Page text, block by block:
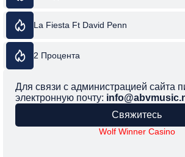
La Fiesta Ft David Penn
2 Процента
Для связи с администрацией сайта
электронную почту:
Свяжитесь
Wolf Winner Casino